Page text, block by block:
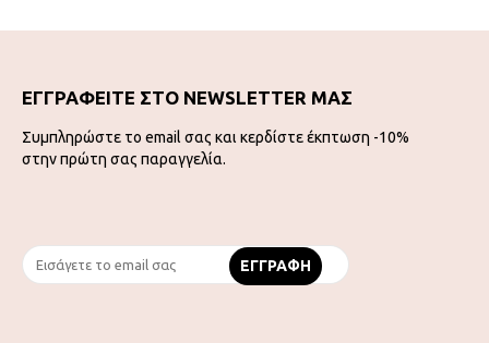
ΕΓΓΡΑΦΕΙΤΕ ΣΤΟ NEWSLETTER ΜΑΣ
Συμπληρώστε το email σας και κερδίστε έκπτωση -10%
στην πρώτη σας παραγγελία.